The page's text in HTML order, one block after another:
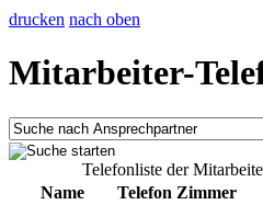
drucken nach oben
Mitarbeiter-
Telefonliste der
Name
Telefon Zimmer